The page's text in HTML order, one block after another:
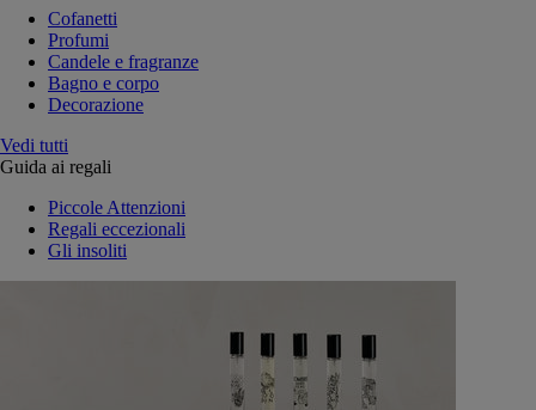
Cofanetti
Profumi
Candele e fragranze
Bagno e corpo
Decorazione
Vedi tutti
Guida ai regali
Piccole Attenzioni
Regali eccezionali
Gli insoliti